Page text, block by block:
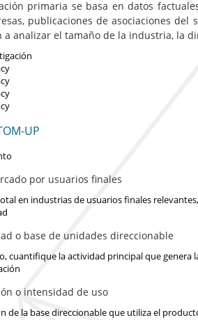
primaria se basa en datos
publicaciones de asociaciones del
a analizar el tamaño de la industria, la
UP
por usuarios finales
en industrias de usuarios finales
o base de unidades direccionable
cuantifique la actividad principal que
o intensidad de uso
de la base direccionable que utiliza el